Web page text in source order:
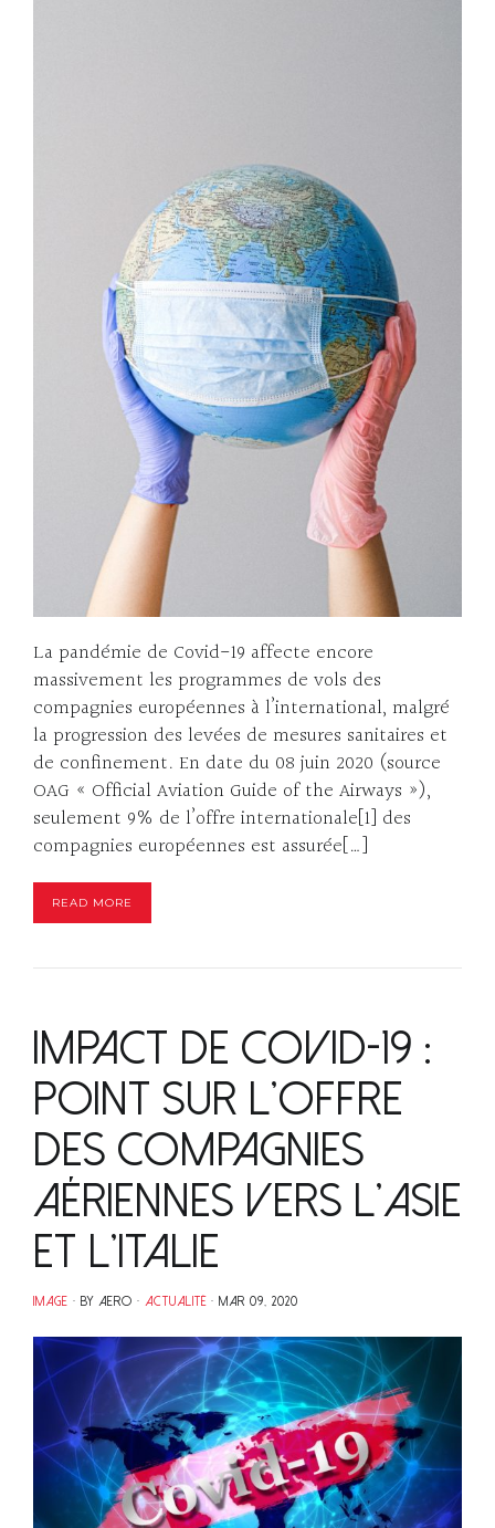
La pandémie de Covid-19 affecte encore
massivement les programmes de vols des
compagnies européennes à l’international, malgré
la progression des levées de mesures sanitaires et
de confinement. En date du 08 juin 2020 (source
OAG « Official Aviation Guide of the Airways »),
seulement 9% de l’offre internationale[1] des
compagnies européennes est assurée[…]
READ MORE
Impact de Covid-19 :
Point sur l’offre
des compagnies
aériennes vers l’Asie
et l’Italie
IMAGE BY AERO ACTUALITÉ MAR 09, 2020